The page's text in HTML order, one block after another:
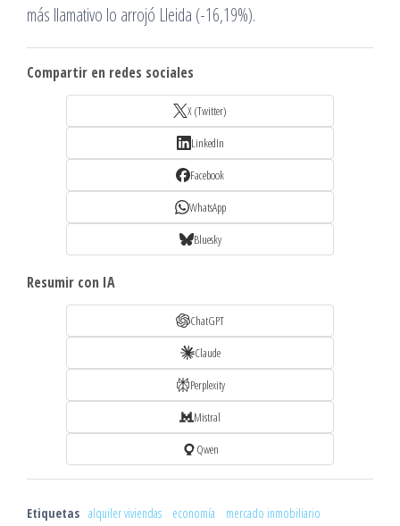
más llamativo lo arrojó Lleida (-16,19%).
Compartir en redes sociales
X (Twitter)
LinkedIn
Facebook
WhatsApp
Bluesky
Resumir con IA
ChatGPT
Claude
Perplexity
Mistral
Qwen
Etiquetas alquiler viviendas economía
mercado inmobiliario